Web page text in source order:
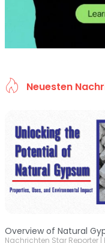
Neuesten
Overview of Natural
Nachrichten Star Reporter